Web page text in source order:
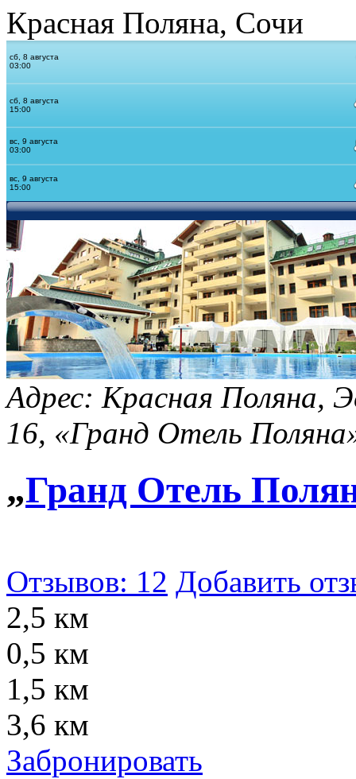
Красная Поляна, Сочи
Адрес: Красная Поляна,
16, «Гранд Отель
„Гранд Отель
Отзывов: 12 Добавить
2,5 км
0,5 км
1,5 км
3,6 км
Забронировать